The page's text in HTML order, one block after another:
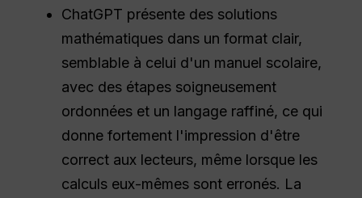
ChatGPT présente des solutions
mathématiques dans un format clair,
semblable à celui d'un manuel scolaire,
avec des étapes soigneusement
ordonnées et un langage raffiné, ce qui
donne fortement l'impression d'être
correct aux lecteurs, même lorsque les
calculs eux-mêmes sont erronés. La